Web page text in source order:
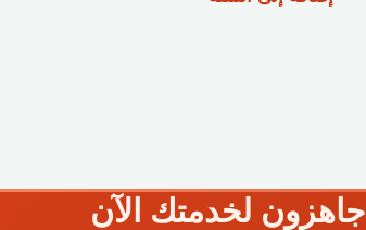
جاهزون لخدمتك الآن